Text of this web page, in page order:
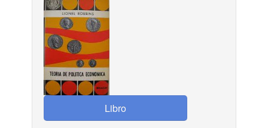
Iniciar sesión